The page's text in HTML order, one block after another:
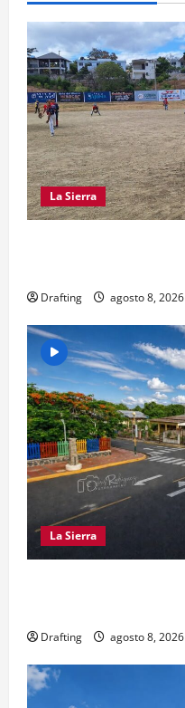
La Sierra
Drafting agosto 8, 2026
La Sierra
Drafting agosto 8, 2026